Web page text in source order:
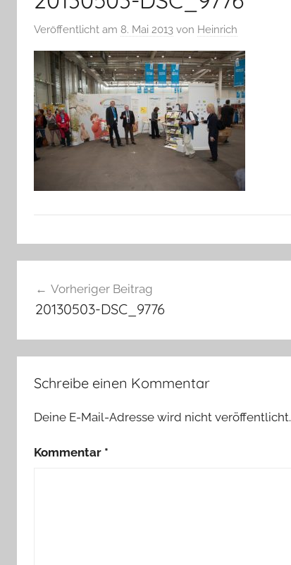
Veröffentlicht am 8. Mai 2013 von Heinrich
Vorheriger Beitrag
20130503-DSC_9776
Schreibe einen Kommentar
Deine E-Mail-Adresse wird nicht veröffentlicht.
Kommentar *